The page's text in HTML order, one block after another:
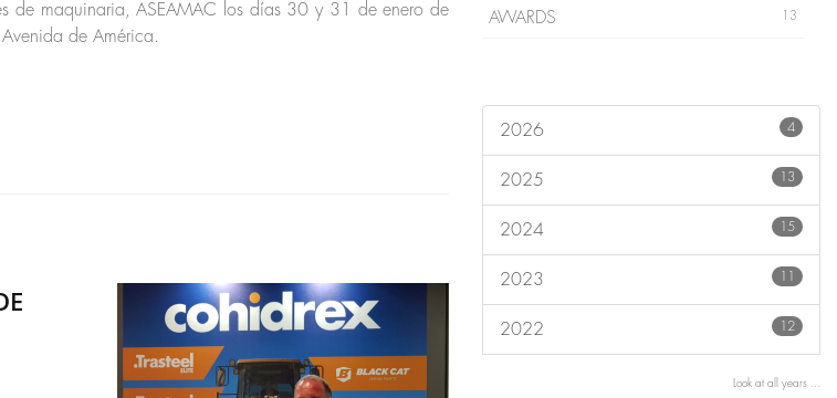
de maquinaria, ASEAMAC los días 30 y 31 de enero de
de América.
13
AWARDS
2026 4
2025 13
2024 15
2023 11
2022 12
Look at all years ...